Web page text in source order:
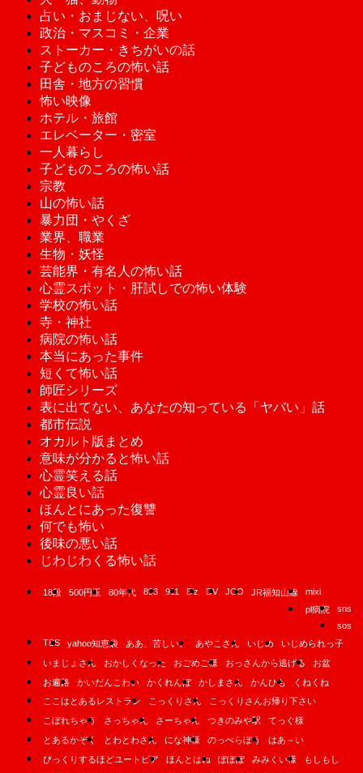
占い・おまじない、呪い
政治・マスコミ・企業
ストーカー・きちがいの話
子どものころの怖い話
田舎・地方の習慣
怖い映像
ホテル・旅館
エレベーター・密室
一人暮らし
子どものころの怖い話
宗教
山の怖い話
暴力団・やくざ
業界、職業
生物・妖怪
芸能界・有名人の怖い話
心霊スポット・肝試しでの怖い体験
学校の怖い話
寺・神社
病院の怖い話
本当にあった事件
短くて怖い話
師匠シリーズ
表に出てない、あなたの知っている「ヤバい」話
都市伝説
オカルト版まとめ
意味が分かると怖い話
心霊笑える話
心霊良い話
ほんとにあった復讐
何でも怖い
後味の悪い話
じわじわくる怖い話
18段 500円玉 80年代 893 911 B'z DV JCO JR福知山線
mixi
pl病院
sns
sos
TBS
yahoo知恵袋 ああ、苦しい。 あやこさん いじめ
いじめられっ子
いまじょさん
おかしくなった おごめご様 おっさんから逃げる
お盆
お遍路
かいだんこわい かくれんぼ かしまさん かんひも
くねくね
ここはとあるレストラン
こっくりさん
こっくりさんお帰り下さい
こぼれちゃう
さっちゃん さーちゃん つきのみや駅
てっぐ様
とあるかぞく
とわとわさん にな神様 のっぺらぼう
はあ～い
びっくりするほどユートピア
ほんとはね ぽぽぽ みみくい様
もしもし